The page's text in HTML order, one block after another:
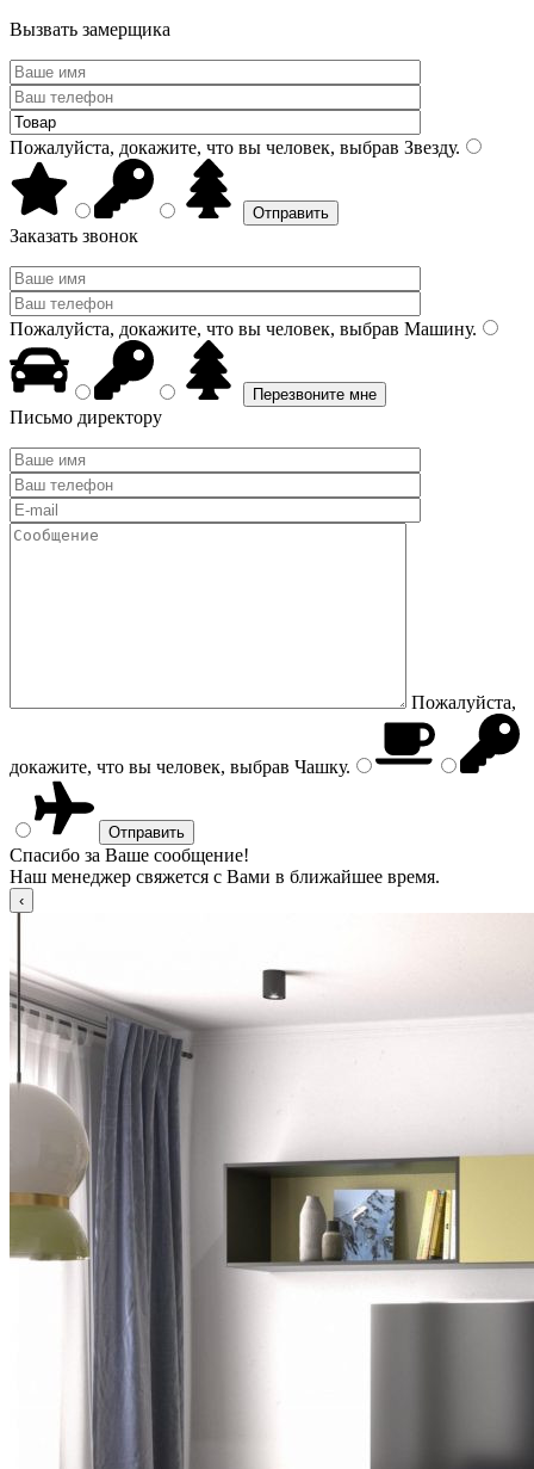
Вызвать замерщика
Пожалуйста, докажите, что вы человек, выбрав Звезду.
Заказать звонок
Пожалуйста, докажите, что вы человек, выбрав Машину.
Письмо директору
Пожалуйста,
докажите, что вы человек, выбрав Чашку.
Спасибо за Ваше сообщение!
Наш менеджер свяжется с Вами в ближайшее время.